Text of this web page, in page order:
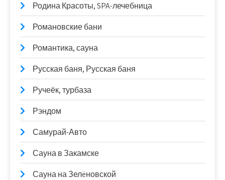
Родина Красоты, SPA-лечебница
Романовские бани
Романтика, сауна
Русская баня, Русская баня
Ручеёк, турбаза
Рэндом
Самурай-Авто
Сауна в Закамске
Сауна на Зелëновской